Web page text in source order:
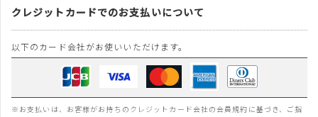
クレジットカードでのお支払いについて
以下のカード会社がお使いいただけます。
※お支払いは、お客様がお持ちのクレジットカード会社の会員規約に基づき、ご指